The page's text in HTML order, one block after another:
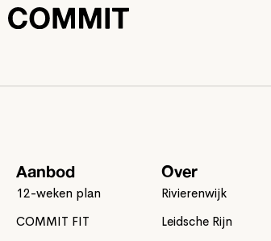
Aanbod
12-weken plan
COMMIT FIT
Over
Rivierenwijk
Leidsche Rijn